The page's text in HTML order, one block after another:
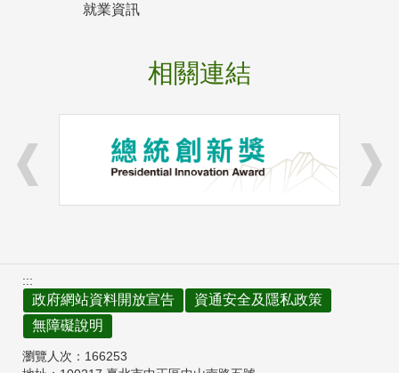
就業資訊
相關連結
:::
政府網站資料開放宣告
資通安全及隱私政策
無障礙說明
瀏覽人次： 166253